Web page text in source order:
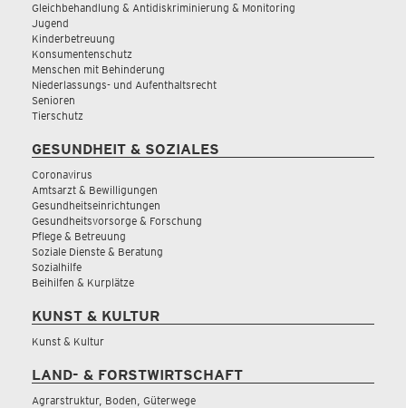
Gleichbehandlung & Antidiskriminierung & Monitoring
Jugend
Kinderbetreuung
Konsumentenschutz
Menschen mit Behinderung
Niederlassungs- und Aufenthaltsrecht
Senioren
Tierschutz
GESUNDHEIT & SOZIALES
Coronavirus
Amtsarzt & Bewilligungen
Gesundheitseinrichtungen
Gesundheitsvorsorge & Forschung
Pflege & Betreuung
Soziale Dienste & Beratung
Sozialhilfe
Beihilfen & Kurplätze
KUNST & KULTUR
Kunst & Kultur
LAND- & FORSTWIRTSCHAFT
Agrarstruktur, Boden, Güterwege